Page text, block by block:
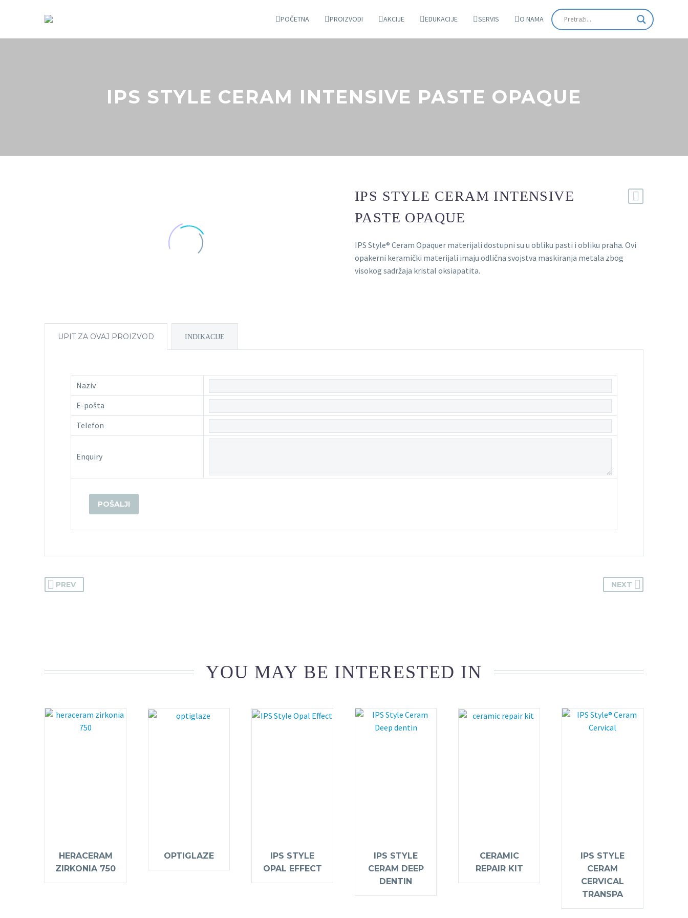
POČETNA PROIZVODI AKCIJE EDUKACIJE SERVIS O NAMA
IPS STYLE CERAM INTENSIVE PASTE OPAQUE
IPS STYLE CERAM INTENSIVE
PASTE OPAQUE
IPS Style® Ceram Opaquer materijali dostupni su u obliku pasti i obliku praha. Ovi
opakerni keramički materijali imaju odlična svojstva maskiranja metala zbog
visokog sadržaja kristal oksiapatita.
UPIT ZA OVAJ PROIZVOD INDIKACIJE
Naziv
E-pošta
Telefon
Enquiry
PREV NEXT
YOU MAY BE INTERESTED IN
HERACERAM
ZIRKONIA 750
OPTIGLAZE
IPS STYLE
OPAL EFFECT
IPS STYLE
CERAM DEEP
DENTIN
CERAMIC
REPAIR KIT
IPS STYLE
CERAM
CERVICAL
TRANSPA